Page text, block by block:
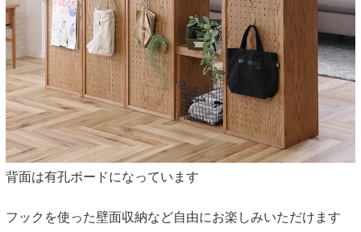
背面は有孔ボードになっています
フックを使った壁面収納など自由にお楽しみいただけます